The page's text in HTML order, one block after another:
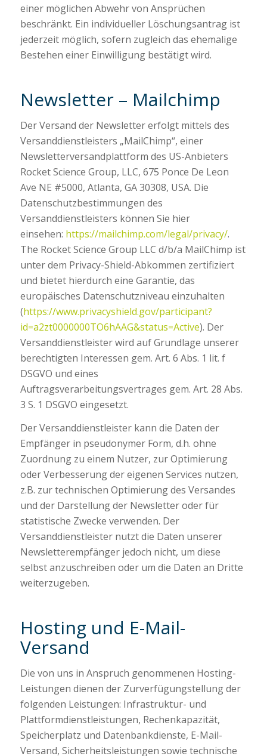
einer möglichen Abwehr von Ansprüchen
beschränkt. Ein individueller Löschungsantrag ist
jederzeit möglich, sofern zugleich das ehemalige
Bestehen einer Einwilligung bestätigt wird.
Newsletter – Mailchimp
Der Versand der Newsletter erfolgt mittels des
Versanddienstleisters „MailChimp“, einer
Newsletterversandplattform des US-Anbieters
Rocket Science Group, LLC, 675 Ponce De Leon
Ave NE #5000, Atlanta, GA 30308, USA. Die
Datenschutzbestimmungen des
Versanddienstleisters können Sie hier
einsehen: https://mailchimp.com/legal/privacy/.
The Rocket Science Group LLC d/b/a MailChimp ist
unter dem Privacy-Shield-Abkommen zertifiziert
und bietet hierdurch eine Garantie, das
europäisches Datenschutzniveau einzuhalten
(https://www.privacyshield.gov/participant?
id=a2zt0000000TO6hAAG&status=Active). Der
Versanddienstleister wird auf Grundlage unserer
berechtigten Interessen gem. Art. 6 Abs. 1 lit. f
DSGVO und eines
Auftragsverarbeitungsvertrages gem. Art. 28 Abs.
3 S. 1 DSGVO eingesetzt.
Der Versanddienstleister kann die Daten der
Empfänger in pseudonymer Form, d.h. ohne
Zuordnung zu einem Nutzer, zur Optimierung
oder Verbesserung der eigenen Services nutzen,
z.B. zur technischen Optimierung des Versandes
und der Darstellung der Newsletter oder für
statistische Zwecke verwenden. Der
Versanddienstleister nutzt die Daten unserer
Newsletterempfänger jedoch nicht, um diese
selbst anzuschreiben oder um die Daten an Dritte
weiterzugeben.
Hosting und E-Mail-
Versand
Die von uns in Anspruch genommenen Hosting-
Leistungen dienen der Zurverfügungstellung der
folgenden Leistungen: Infrastruktur- und
Plattformdienstleistungen, Rechenkapazität,
Speicherplatz und Datenbankdienste, E-Mail-
Versand, Sicherheitsleistungen sowie technische